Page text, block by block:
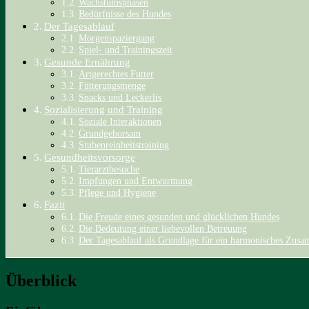
Bedürfnisse des Hundes
Der Tagesablauf
Morgenspaziergang
Spiel- und Trainingszeit
Gesunde Ernährung
Artgerechtes Futter
Fütterungsmenge
Snacks und Leckerlis
Sozialisierung und Training
Soziale Interaktionen
Grundgehorsam
Stubenreinheitstraining
Gesundheitsvorsorge
Tierarztbesuche
Impfungen und Entwurmung
Pflege und Hygiene
Fazit
Die Freude eines gesunden und glücklichen Hundes
Die Bedeutung einer liebevollen Betreuung
Der Tagesablauf als Grundlage für ein harmonisches
Überblick